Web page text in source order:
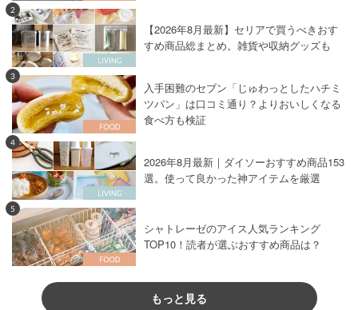
2
【2026年8月最新】セリアで買うべきおす
すめ商品総まとめ。雑貨や収納グッズも
3
入手困難のセブン「じゅわっとしたハチミ
ツパン」は口コミ通り？よりおいしくなる
食べ方も検証
4
2026年8月最新｜ダイソーおすすめ商品153
選。使って良かった神アイテムを厳選
5
シャトレーゼのアイス人気ランキング
TOP10！読者が選ぶおすすめ商品は？
もっと見る